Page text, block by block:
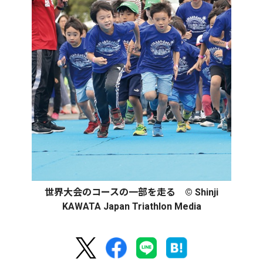
世界大会のコースの一部を走る © Shinji
KAWATA Japan Triathlon Media